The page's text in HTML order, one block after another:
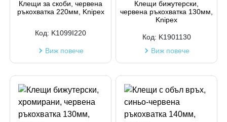
Клещи за скоби, червена
ръкохватка 220мм, Knipex
Код: K1099I220
Виж повече
Клещи бижутерски,
червена ръкохватка 130мм,
Knipex
Код: K1901130
Виж повече